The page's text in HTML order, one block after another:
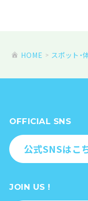
HOME スポット・
OFFICIAL SNS
公式SNSはこ
JOIN US !